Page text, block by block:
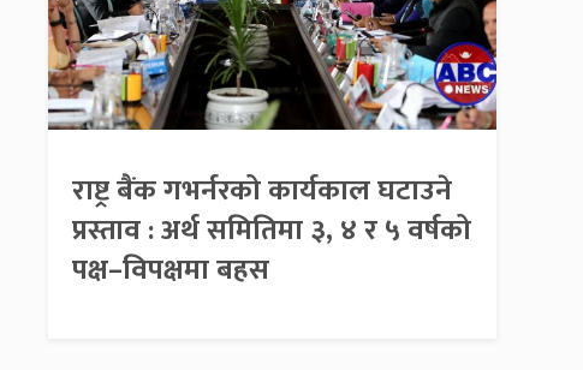
राष्ट्र बैंक गभर्नरको कार्यकाल घटाउने
प्रस्ताव : अर्थ समितिमा ३, ४ र ५ वर्षको
पक्ष–विपक्षमा बहस